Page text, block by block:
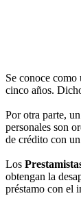
Se conoce como
cinco años.
Por otra parte,
personales son
de crédito con
Los
obtengan la
préstamo con el